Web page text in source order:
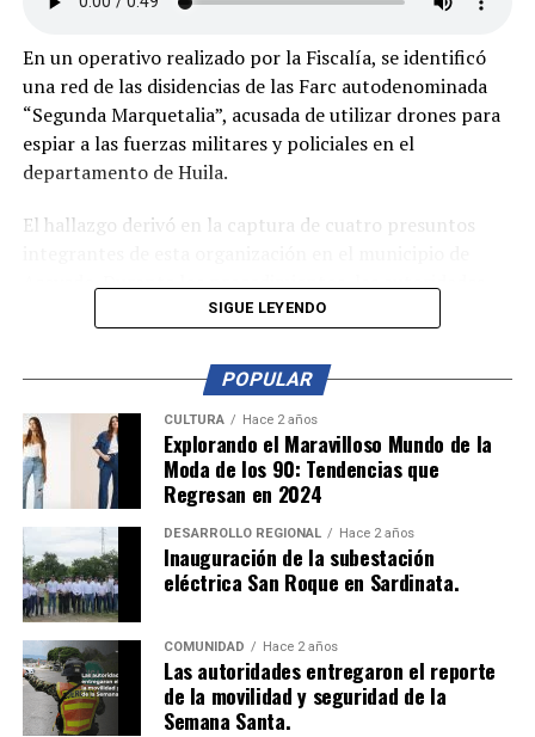
En un operativo realizado por la Fiscalía, se identificó
una red de las disidencias de las Farc autodenominada
“Segunda Marquetalia”, acusada de utilizar drones para
espiar a las fuerzas militares y policiales en el
departamento de Huila.
El hallazgo derivó en la captura de cuatro presuntos
Acevedo. Durante los procedimientos, las autoridades
incautaron dos fusiles, cerca de 700 cartuchos, un dron,
Los capturados fueron presentados ante un juez de
control de garantías, donde se les imputaron cargos por
la fabricación, tráfico y porte de armas, municiones de
uso restringido y explosivos de uso privativo de las
fuerzas armadas. A pesar de la gravedad de los
señalamientos, los procesados no aceptaron los cargos.
Como medida preventiva, los implicados deberán
cumplir con detención en un centro carcelario mientras
avanza el proceso judicial. Este caso resalta los desafíos
de seguridad que enfrenta el país frente a las
actividades ilícitas de los grupos armados organizados.
SIGUE LEYENDO
POPULAR
CULTURA Hace 2 años
Explorando el Maravilloso Mundo de la
Moda de los 90: Tendencias que
Regresan en 2024
DESARROLLO REGIONAL Hace 2 años
Inauguración de la subestación
eléctrica San Roque en Sardinata.
COMUNIDAD Hace 2 años
Las autoridades entregaron el reporte
de la movilidad y seguridad de la
Semana Santa.